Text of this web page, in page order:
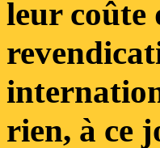
leur coûte
rien, à ce